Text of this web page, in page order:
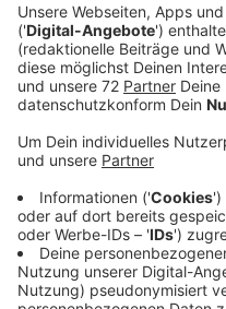
Rettungsschule
Veröffentlicht: Montag,
Anzeige